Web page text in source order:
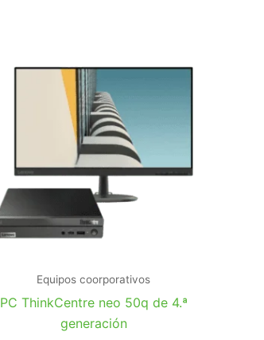
Equipos coorporativos
PC ThinkCentre neo 50q de 4.ª
generación